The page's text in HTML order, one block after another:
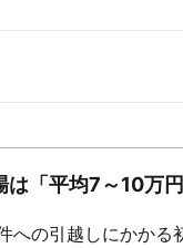
「平均7～10万円
への引越しにかか